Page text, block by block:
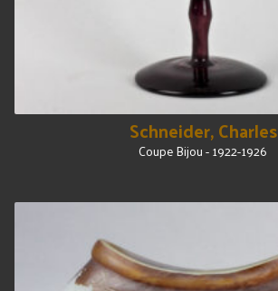
Schneider, Charles
Coupe Bijou - 1922-1926